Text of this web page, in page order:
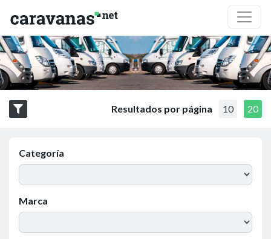
Resultados por página 10 20
Categoría
Marca